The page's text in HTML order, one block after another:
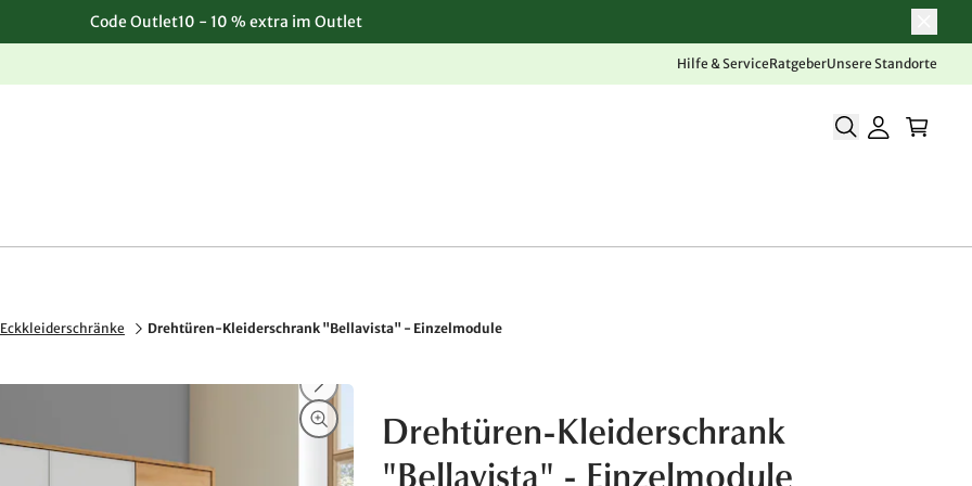
Code Outlet10 - 10 % extra im Outlet
Hilfe & ServiceRatgeberUnsere Standorte
Eckkleiderschränke Drehtüren-Kleiderschrank "Bellavista" - Einzelmodule
Drehtüren-Kleiderschrank